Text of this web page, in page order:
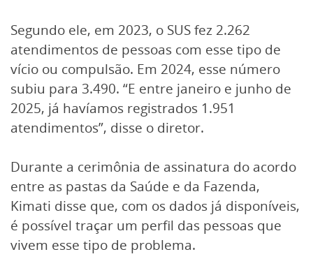
Segundo ele, em 2023, o SUS fez 2.262
atendimentos de pessoas com esse tipo de
vício ou compulsão. Em 2024, esse número
subiu para 3.490. “E entre janeiro e junho de
2025, já havíamos registrados 1.951
atendimentos”, disse o diretor.
Durante a cerimônia de assinatura do acordo
entre as pastas da Saúde e da Fazenda,
Kimati disse que, com os dados já disponíveis,
é possível traçar um perfil das pessoas que
vivem esse tipo de problema.